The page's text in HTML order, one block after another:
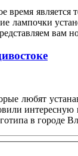
является
лампочки
любят
в городе